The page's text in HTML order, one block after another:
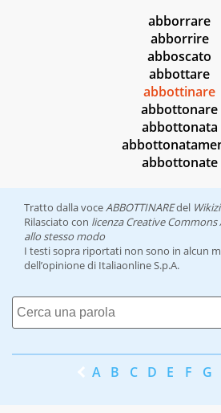
abborrare
abborrire
abboscato
abbottare
abbottinare
abbottonare
abbottonata
abbottonate
Tratto dalla voceABBOTTINAREdel
Rilasciato con licenza Creative
allo stesso modo
I testi sopra riportati non sono in alcun
dell’opinione di Italiaonline S.p.A.
A B C D E F G